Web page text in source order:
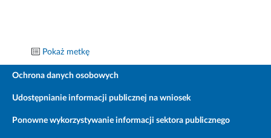
Pokaż metkę
Ochrona danych osobowych
Udostępnianie informacji publicznej na wniosek
Ponowne wykorzystywanie informacji sektora publicznego